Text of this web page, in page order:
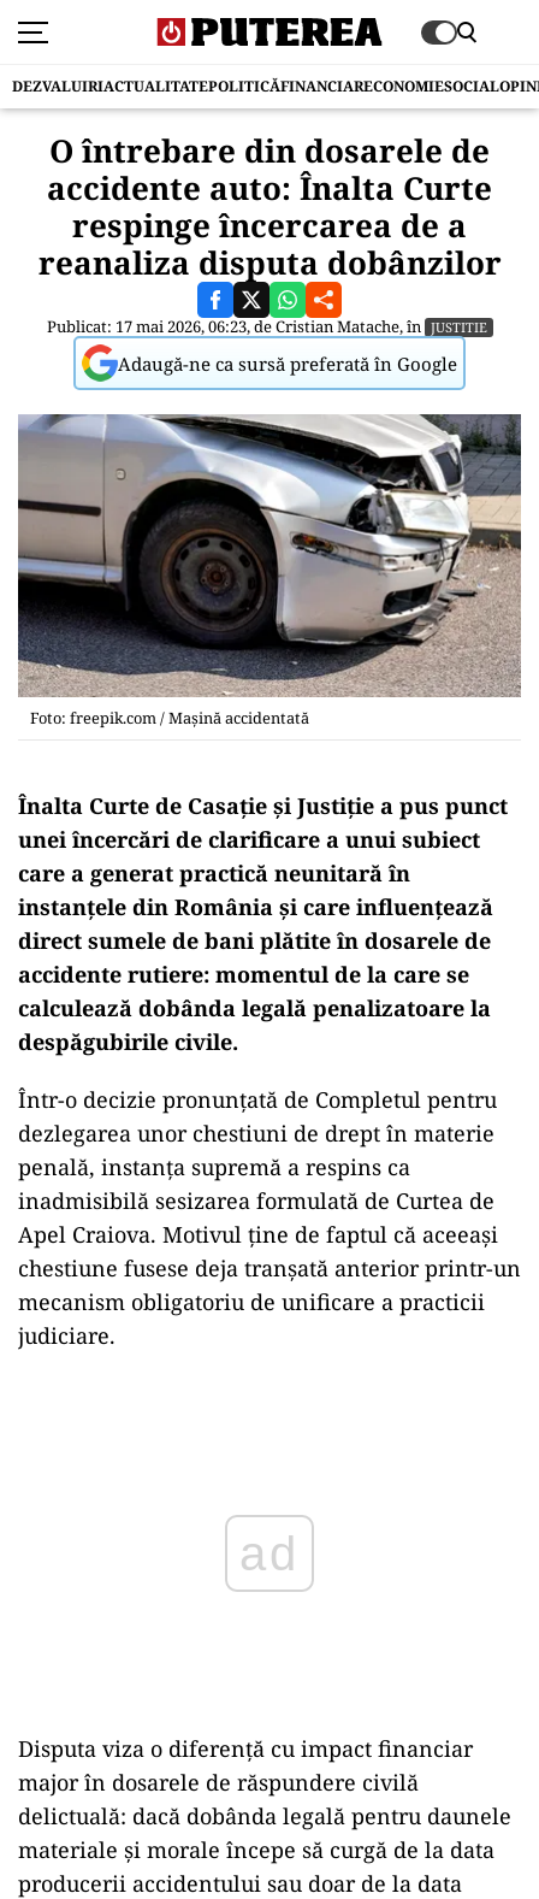
DEZVALUIRIACTUALITATEPOLITICĂFINANCIARECONOMIESOCIAL
O întrebare din dosarele de
accidente auto: Înalta Curte
respinge încercarea de a
reanaliza disputa dobânzilor
Publicat: 17 mai 2026, 06:23, deCristian Matache, în JUSTITIE
Adaugă-ne ca sursă preferată în Google
Foto: freepik.com / Mașină accidentată
Înalta Curte de Casație și Justiție a pus punct
unei încercări de clarificare a unui subiect
care a generat practică neunitară în
instanțele din România și care influențează
direct sumele de bani plătite în dosarele de
accidente rutiere: momentul de la care se
calculează dobânda legală penalizatoare la
despăgubirile civile.
Într-o decizie pronunțată de Completul pentru
dezlegarea unor chestiuni de drept în materie
penală, instanța supremă a respins ca
inadmisibilă sesizarea formulată de Curtea de
Apel Craiova. Motivul ține de faptul că aceeași
chestiune fusese deja tranșată anterior printr-un
mecanism obligatoriu de unificare a practicii
judiciare.
Disputa viza o diferență cu impact financiar
major în dosarele de răspundere civilă
delictuală: dacă dobânda legală pentru daunele
materiale și morale începe să curgă de la data
producerii accidentului sau doar de la data